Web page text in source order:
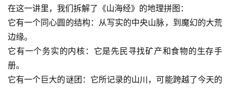
在这一讲里，我们拆解了《山海经》的地理拼图：
它有一个同心圆的结构：从写实的中央山脉，到魔幻的大荒
边缘。
它有一个务实的内核：它是先民寻找矿产和食物的生存手
册。
它有一个巨大的谜团：它所记录的山川，可能跨越了今天的